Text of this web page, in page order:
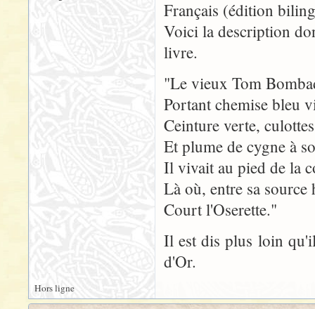
Français (édition
Voici la description
livre.
"Le vieux Tom
Portant chemise bleu
Ceinture verte,
Et plume de cygne à
Il vivait au pied de la
Là où, entre sa
Court l'Oserette."
Il est dis plus loin
d'Or.
Hors ligne